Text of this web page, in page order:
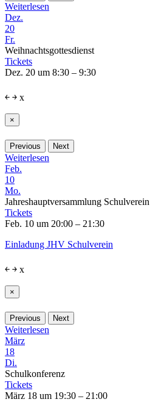
Weiterlesen
Dez.
20
Fr.
Weihnachtsgottesdienst
Tickets
Dez. 20 um 8:30 – 9:30
￩ ￫ x
×
Previous Next
Weiterlesen
Feb.
10
Mo.
Jahreshauptversammlung Schulverein
Tickets
Feb. 10 um 20:00 – 21:30
Einladung JHV Schulverein
￩ ￫ x
×
Previous Next
Weiterlesen
März
18
Di.
Schulkonferenz
Tickets
März 18 um 19:30 – 21:00